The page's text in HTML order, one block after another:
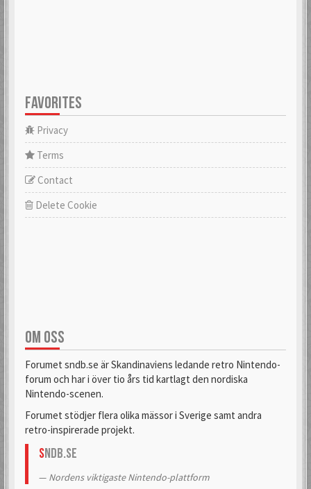
FAVORITES
Privacy
Terms
Contact
Delete Cookie
OM OSS
Forumet sndb.se är Skandinaviens ledande retro Nintendo-
forum och har i över tio års tid kartlagt den nordiska
Nintendo-scenen.
Forumet stödjer flera olika mässor i Sverige samt andra
retro-inspirerade projekt.
SNDB.se
Nordens viktigaste Nintendo-plattform